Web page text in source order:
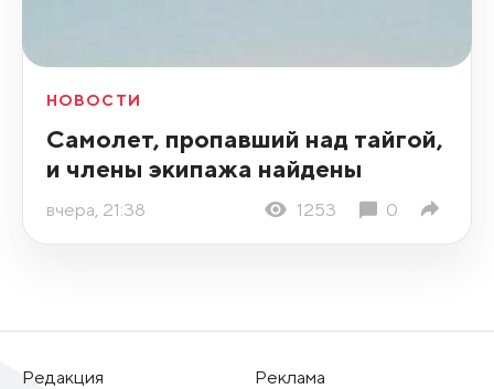
НОВОСТИ
Самолет, пропавший над тайгой,
и члены экипажа найдены
вчера, 21:38 1253 0
Редакция
Реклама